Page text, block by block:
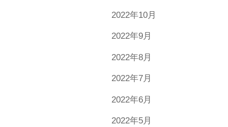
2022年10月
2022年9月
2022年8月
2022年7月
2022年6月
2022年5月